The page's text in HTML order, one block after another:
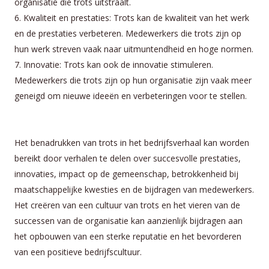
6. Kwaliteit en prestaties: Trots kan de kwaliteit van het werk
en de prestaties verbeteren. Medewerkers die trots zijn op
hun werk streven vaak naar uitmuntendheid en hoge normen.
7. Innovatie: Trots kan ook de innovatie stimuleren.
Medewerkers die trots zijn op hun organisatie zijn vaak meer
geneigd om nieuwe ideeën en verbeteringen voor te stellen.
Het benadrukken van trots in het bedrijfsverhaal kan worden
bereikt door verhalen te delen over succesvolle prestaties,
innovaties, impact op de gemeenschap, betrokkenheid bij
maatschappelijke kwesties en de bijdragen van medewerkers.
Het creëren van een cultuur van trots en het vieren van de
successen van de organisatie kan aanzienlijk bijdragen aan
het opbouwen van een sterke reputatie en het bevorderen
van een positieve bedrijfscultuur.